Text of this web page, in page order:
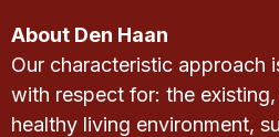
About Den Haan
Our characteristic approach
with respect for: the
healthy living environment,